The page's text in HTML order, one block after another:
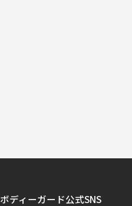
ボディーガード公式SNS